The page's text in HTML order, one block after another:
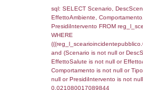
sql: SELECT